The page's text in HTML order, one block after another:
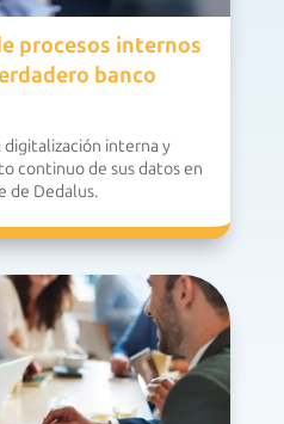
procesos internos
banco
digitalización interna y
continuo de sus datos en
de Dedalus.